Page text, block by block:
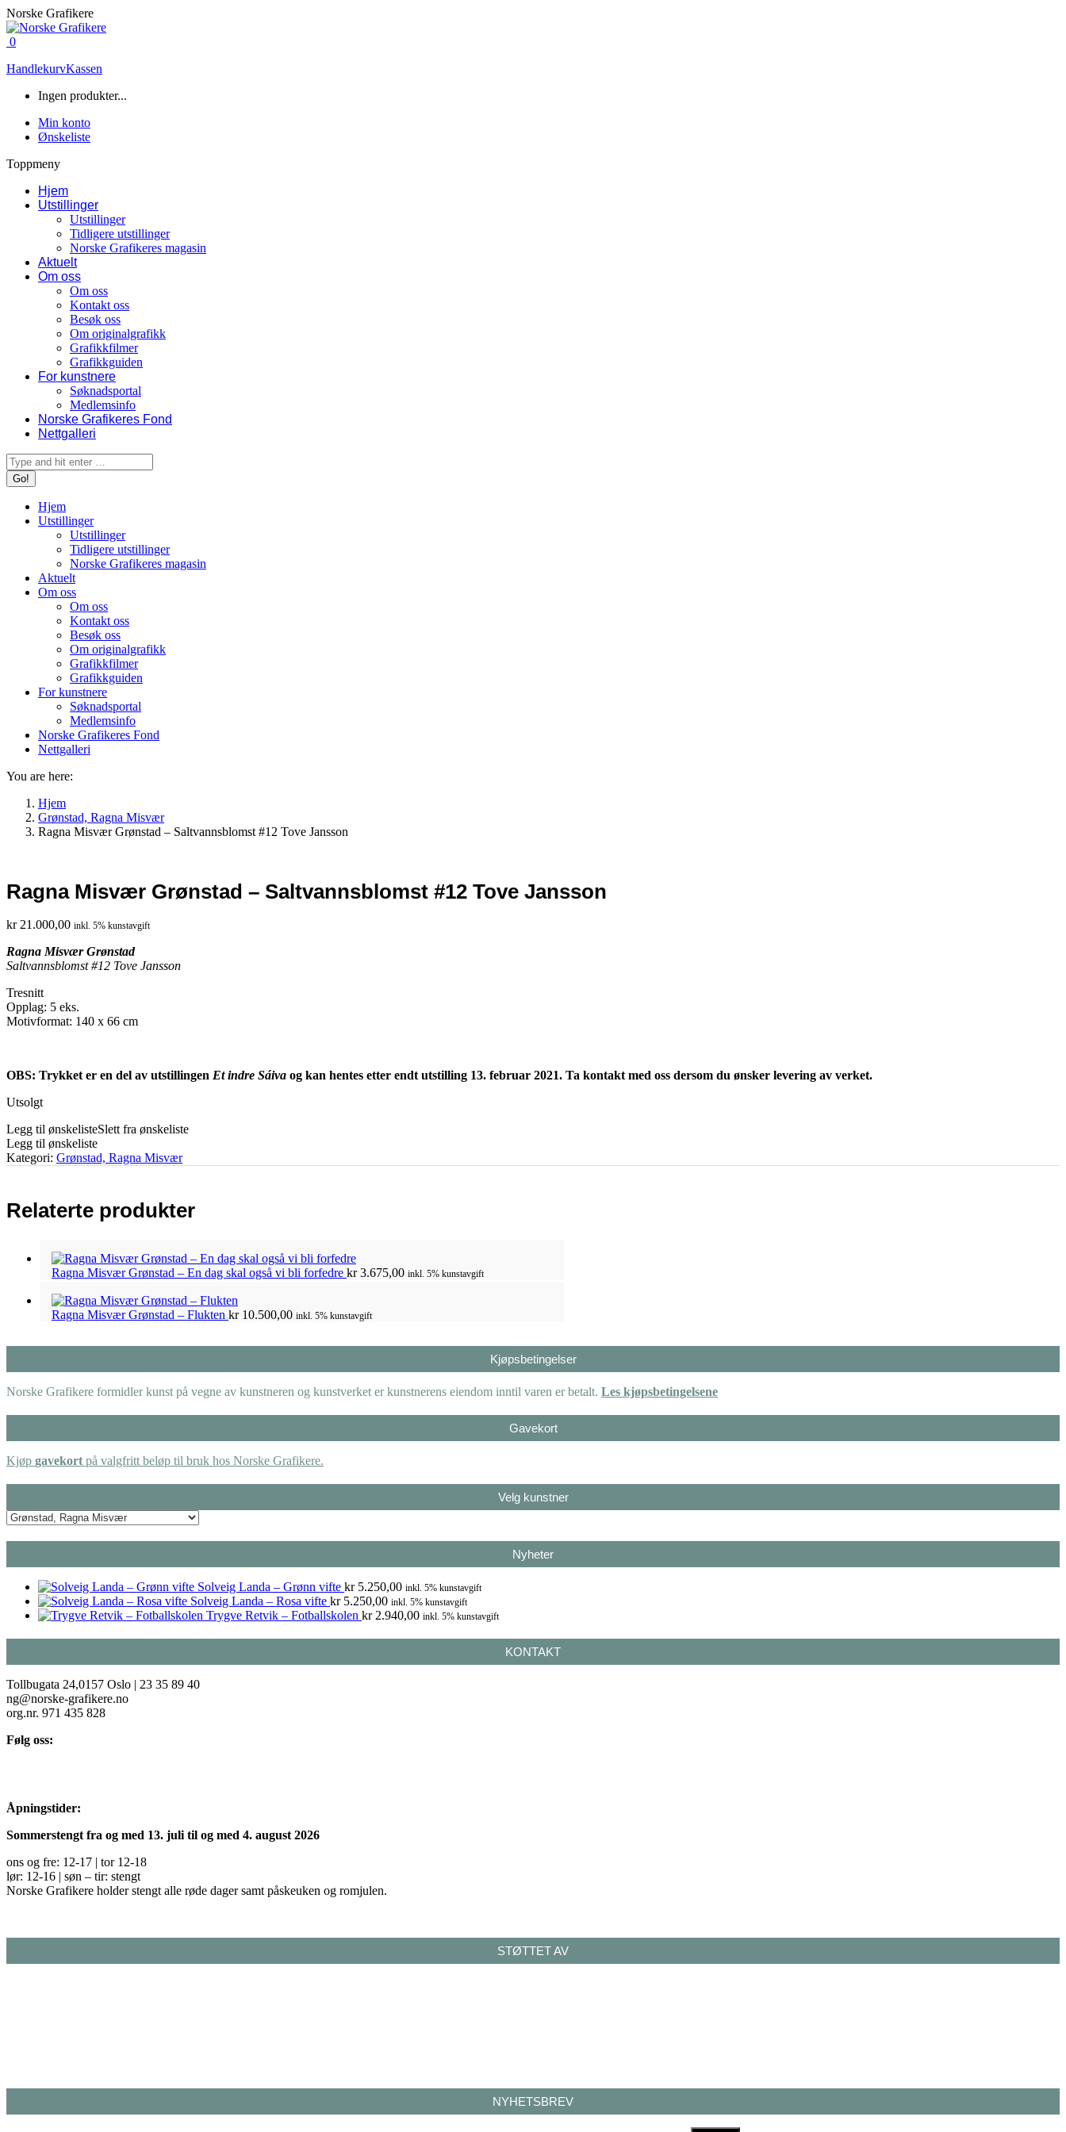
Skip
to
content
Norske Grafikere
0
HandlekurvKassen
Ingen produkter...
Min konto
Ønskeliste
Toppmeny
Hjem
Utstillinger
Utstillinger
Tidligere utstillinger
Norske Grafikeres magasin
Aktuelt
Om oss
Om oss
Kontakt oss
Besøk oss
Om originalgrafikk
Grafikkfilmer
Grafikkguiden
For kunstnere
Søknadsportal
Medlemsinfo
Norske Grafikeres Fond
Nettgalleri
Search:
Hjem
Utstillinger
Utstillinger
Tidligere utstillinger
Norske Grafikeres magasin
Aktuelt
Om oss
Om oss
Kontakt oss
Besøk oss
Om originalgrafikk
Grafikkfilmer
Grafikkguiden
For kunstnere
Søknadsportal
Medlemsinfo
Norske Grafikeres Fond
Nettgalleri
You are here:
Hjem
Grønstad, Ragna Misvær
Ragna Misvær Grønstad – Saltvannsblomst #12 Tove Jansson
Ragna Misvær Grønstad – Saltvannsblomst #12 Tove Jansson
kr21.000,00 inkl. 5% kunstavgift
Ragna Misvær Grønstad
Saltvannsblomst #12 Tove Jansson
Tresnitt
Opplag: 5 eks.
Motivformat: 140 x 66 cm
OBS: Trykket er en del av utstillingen Et indre Sáiva og kan hentes etter endt utstilling 13. februar 2021. Ta kontakt med oss dersom du ønsker levering av verket.
Utsolgt
Legg til ønskelisteSlett fra ønskeliste
Legg til ønskeliste
Kategori: Grønstad, Ragna Misvær
Relaterte produkter
Ragna Misvær Grønstad – En dag skal også vi bli forfedre kr3.675,00 inkl. 5% kunstavgift
Ragna Misvær Grønstad – Flukten kr10.500,00 inkl. 5% kunstavgift
Kjøpsbetingelser
Norske Grafikere formidler kunst på vegne av kunstneren og kunstverket er kunstnerens eiendom inntil varen er betalt. Les kjøpsbetingelsene
Gavekort
Kjøp gavekort på valgfritt beløp til bruk hos Norske Grafikere.
Velg kunstner
Nyheter
Solveig Landa – Grønn vifte kr5.250,00 inkl. 5% kunstavgift
Solveig Landa – Rosa vifte kr5.250,00 inkl. 5% kunstavgift
Trygve Retvik – Fotballskolen kr2.940,00 inkl. 5% kunstavgift
KONTAKT
Tollbugata 24,0157 Oslo | 23 35 89 40
ng@norske-grafikere.no
org.nr. 971 435 828
Følg oss:
Åpningstider:
Sommerstengt fra og med 13. juli til og med 4. august 2026
ons og fre: 12-17 | tor 12-18
lør: 12-16 | søn – tir: stengt
Norske Grafikere holder stengt alle røde dager samt påskeuken og romjulen.
STØTTET AV
NYHETSBREV